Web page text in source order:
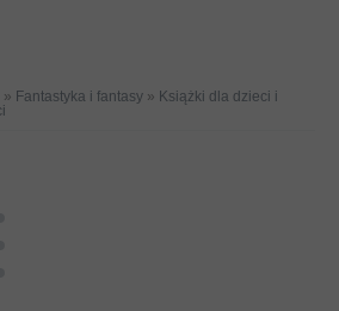
» Fantastyka i fantasy » Książki dla dzieci i